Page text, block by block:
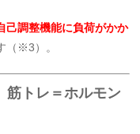
己調整機能に負荷がかか
（※3）。
筋トレ＝ホルモン